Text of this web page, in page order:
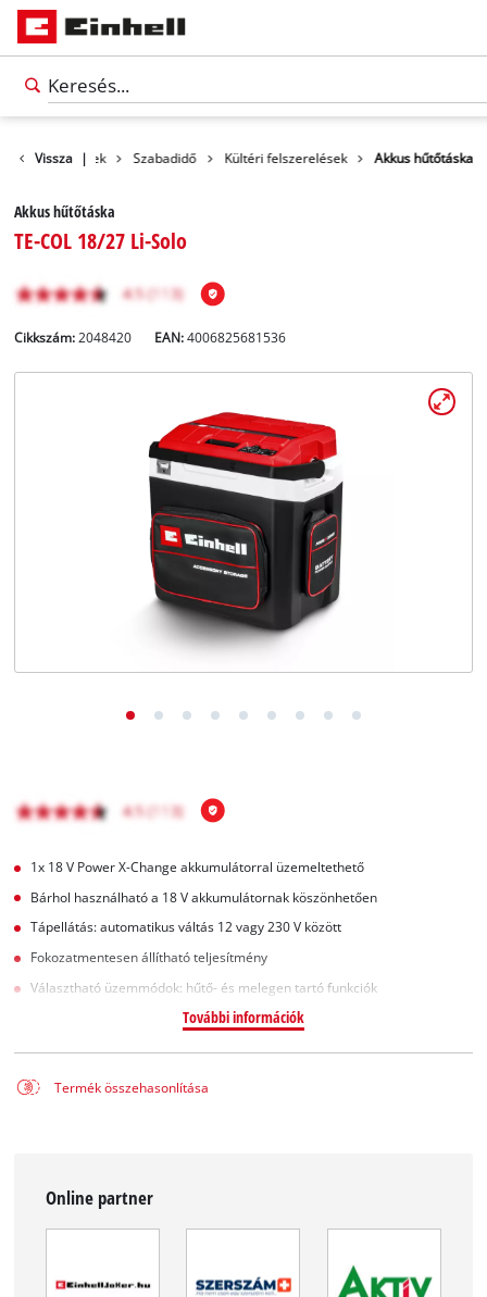
Vissza |
Termékek Szabadidő Kültéri felszerelések Akkus hűtőtáska
Akkus hűtőtáska
TE-COL 18/27 Li-Solo
Cikkszám: 2048420 EAN:4006825681536
1x 18 V Power X-Change akkumulátorral üzemeltethető
Bárhol használható a 18 V akkumulátornak köszönhetően
Tápellátás: automatikus váltás 12 vagy 230 V között
Fokozatmentesen állítható teljesítmény
Választható üzemmódok: hűtő- és melegen tartó funkciók
További információk
Termék összehasonlítása
Online partner